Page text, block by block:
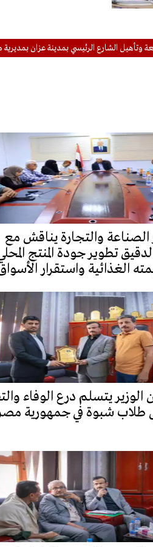
الرئيسي بمدينة عزان بمديرية ميفعة
الصناعة والتجارة يناقش مع
تطوير جودة المنتج
الغذائية واستقرار
الوزير يتسلم درع الوفاء
طلاب شبوة في جمهورية